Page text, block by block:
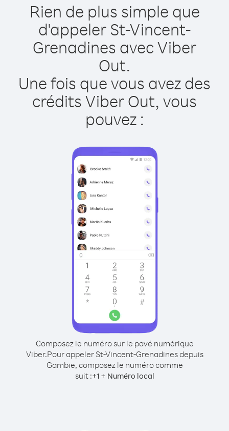
Rien de plus simple que
d'appeler St-Vincent-
Grenadines avec Viber
Out.
Une fois que vous avez des
crédits Viber Out, vous
pouvez :
Composez le numéro sur le pavé numérique
Viber.Pour appeler St-Vincent-Grenadines depuis
Gambie, composez le numéro comme
suit :+1+ Numéro local